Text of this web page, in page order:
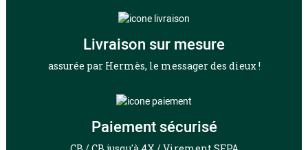
Livraison sur mesure
assurée par Hermès, le messager des dieux !
Paiement sécurisé